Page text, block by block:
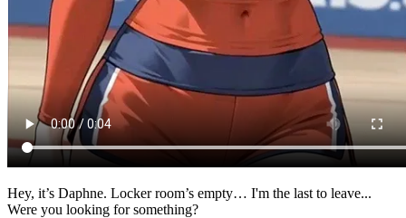
Hey, it’s Daphne. Locker room’s empty… I'm the last to leave...
Were you looking for something?